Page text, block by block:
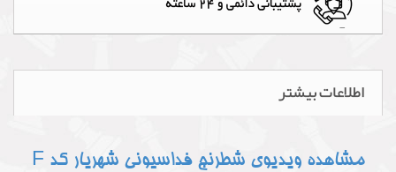
اطلاعات بیشتر
مشاهده ویدیوی شطرنج فداسیونی شهریار کد F